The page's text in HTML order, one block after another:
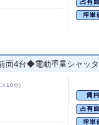
面4台◆電動重量シャッ
ス10分)